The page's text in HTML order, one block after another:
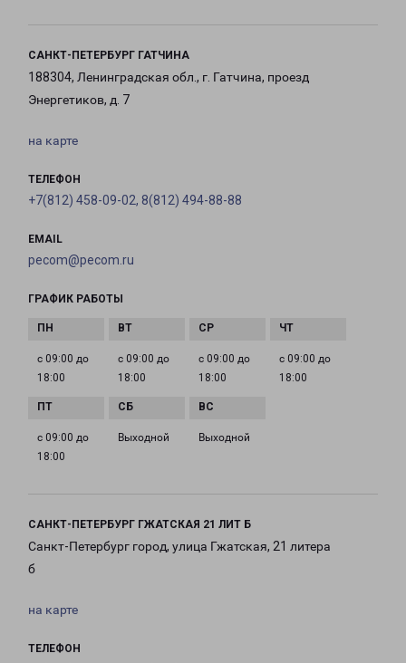
САНКТ-ПЕТЕРБУРГ ГАТЧИНА
188304, Ленинградская обл., г. Гатчина, проезд
Энергетиков, д. 7
на карте
ТЕЛЕФОН
+7(812) 458-09-02, 8(812) 494-88-88
EMAIL
pecom@pecom.ru
ГРАФИК РАБОТЫ
с 09:00 до
18:00
с 09:00 до
18:00
с 09:00 до
18:00
с 09:00 до
18:00
с 09:00 до
18:00
Выходной Выходной
САНКТ-ПЕТЕРБУРГ ГЖАТСКАЯ 21 ЛИТ Б
Санкт-Петербург город, улица Гжатская, 21 литера
б
на карте
ТЕЛЕФОН